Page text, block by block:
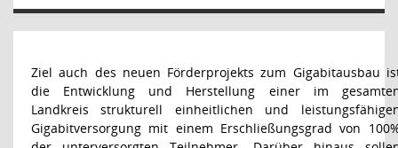
Ziel auch des neuen Förderprojekts zum Gigabitausbau
die Entwicklung und Herstellung einer im
Landkreis strukturell einheitlichen und
Gigabitversorgung mit einem Erschließungsgrad von